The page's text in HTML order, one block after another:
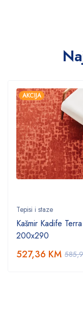
AKCIJA
Tepisi i staze
Kašmir Kadife
200x290
527,36 KM